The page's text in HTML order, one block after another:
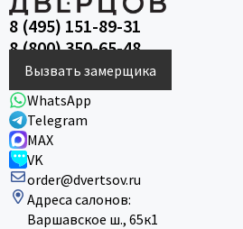
8 (495) 151-89-31
8 (800) 350-65-48
Вызвать замерщика
WhatsApp
Telegram
MAX
VK
order@dvertsov.ru
Адреса салонов:
Варшавское ш., 65к1